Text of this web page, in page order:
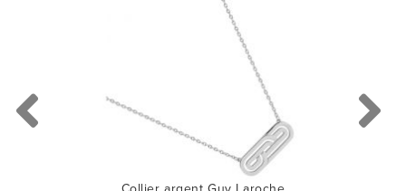
CHEVALIÈRES
COLLIERS PERLES